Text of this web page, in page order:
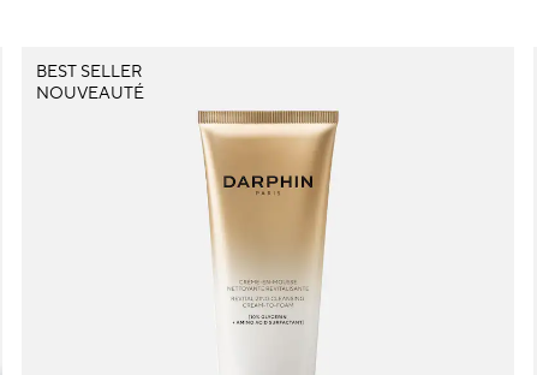
BEST SELLER
NOUVEAUTÉ